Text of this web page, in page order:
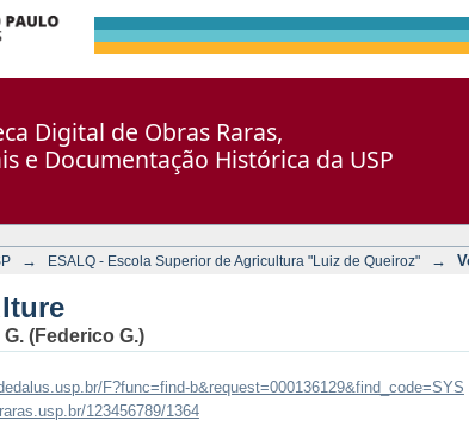
Digital de Obras Raras,
e Documentação Histórica da USP
→ ESALQ - Escola Superior de Agricultura "Luiz de Queiroz" →
G. (Federico G.)
F?func=find-b&request=000136129&find_code=SYS
123456789/1364